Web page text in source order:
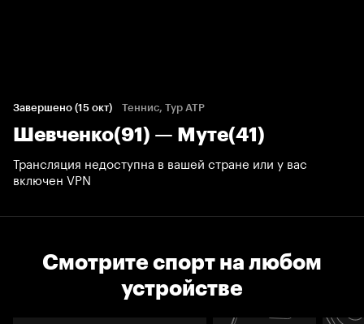
Завершено (15 окт) Теннис, Тур ATP
Шевченко(91) — Муте(41)
Трансляция недоступна в вашей стране или у вас
включен VPN
Смотрите спорт на любом
устройстве